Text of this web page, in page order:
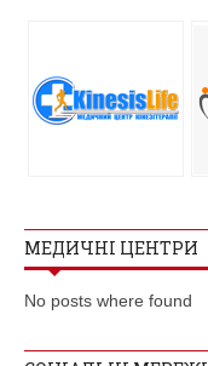
МЕДИЧНІ ЦЕНТРИ
No posts where found